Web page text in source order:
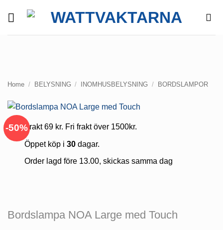
Home / BELYSNING / INOMHUSBELYSNING / BORDSLAMPOR
-50%Frakt 69 kr. Fri frakt över 1500kr.
Öppet köp i 30dagar.
Order lagd före 13.00, skickas samma dag
Bordslampa NOA Large med Touch